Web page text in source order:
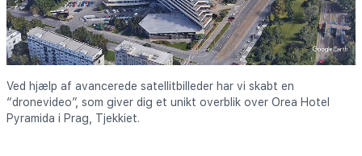
Ved hjælp af avancerede satellitbilleder har vi skabt en
“dronevideo”, som giver dig et unikt overblik over Orea Hotel
Pyramida i Prag, Tjekkiet.